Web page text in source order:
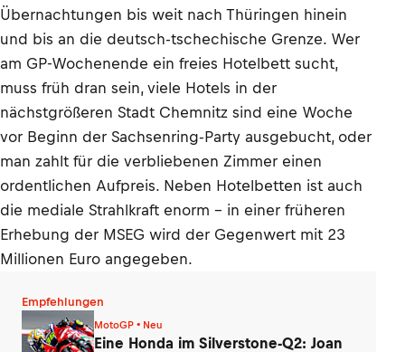
Übernachtungen bis weit nach Thüringen hinein
und bis an die deutsch-tschechische Grenze. Wer
am GP-Wochenende ein freies Hotelbett sucht,
muss früh dran sein, viele Hotels in der
nächstgrößeren Stadt Chemnitz sind eine Woche
vor Beginn der Sachsenring-Party ausgebucht, oder
man zahlt für die verbliebenen Zimmer einen
ordentlichen Aufpreis. Neben Hotelbetten ist auch
die mediale Strahlkraft enorm – in einer früheren
Erhebung der MSEG wird der Gegenwert mit 23
Millionen Euro angegeben.
Empfehlungen
MotoGP • Neu
Eine Honda im Silverstone-Q2: Joan